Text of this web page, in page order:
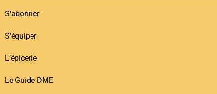
S’abonner
S’équiper
L’épicerie
Le Guide DME